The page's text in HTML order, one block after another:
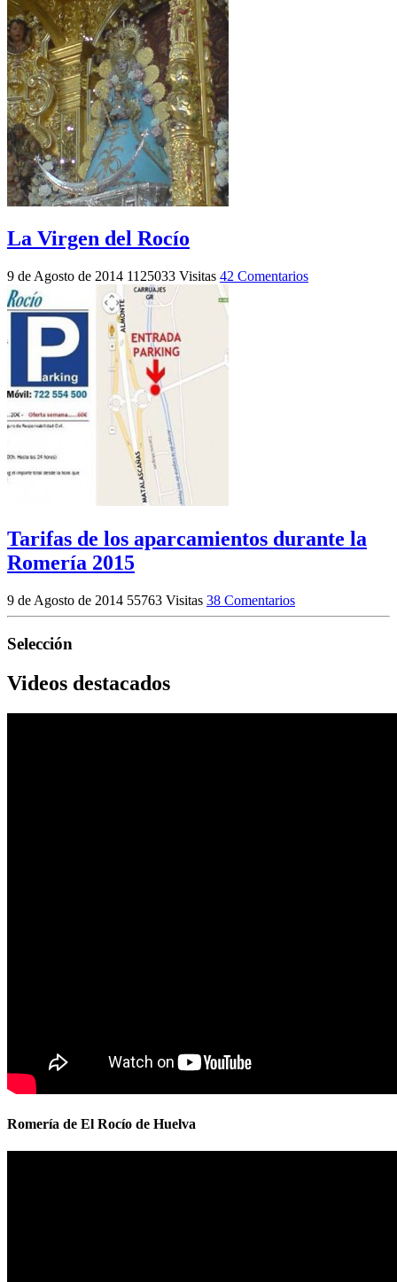
La Virgen del Rocío
9 de Agosto de 2014 1125033 Visitas 42 Comentarios
Tarifas de los aparcamientos durante la
Romería 2015
9 de Agosto de 2014 55763 Visitas 38 Comentarios
Selección
Videos destacados
Romería de El Rocío de Huelva